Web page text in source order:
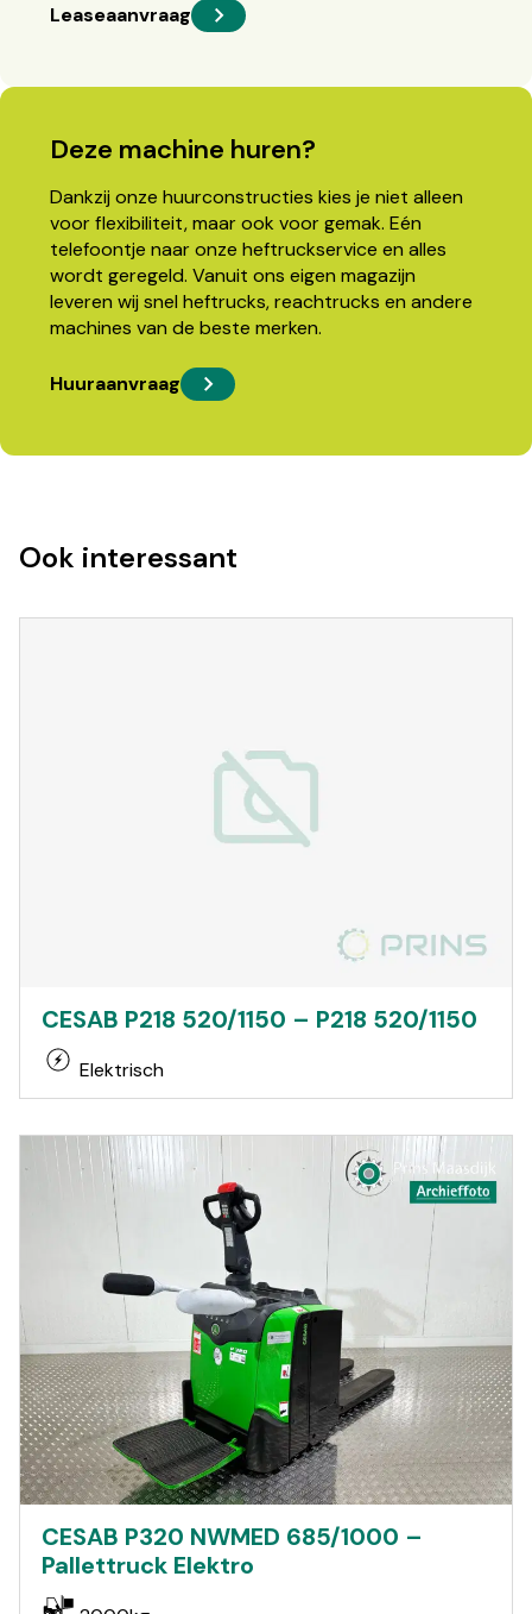
Leaseaanvraag
Deze machine huren?
Dankzij onze huurconstructies kies je niet alleen
voor flexibiliteit, maar ook voor gemak. Eén
telefoontje naar onze heftruckservice en alles
wordt geregeld. Vanuit ons eigen magazijn
leveren wij snel heftrucks, reachtrucks en andere
machines van de beste merken.
Huuraanvraag
Ook interessant
CESAB P218 520/1150 – P218 520/1150
Elektrisch
CESAB P320 NWMED 685/1000 –
Pallettruck Elektro